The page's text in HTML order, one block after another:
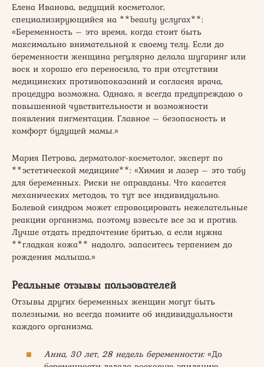
Елена Иванова, ведущий косметолог,
специализирующийся на **beauty услугах**:
«Беременность – это время, когда стоит быть
максимально внимательной к своему телу. Если до
беременности женщина регулярно делала шугаринг или
воск и хорошо его переносила, то при отсутствии
медицинских противопоказаний и согласия врача,
процедура возможна. Однако, я всегда предупреждаю о
повышенной чувствительности и возможности
появления пигментации. Главное – безопасность и
комфорт будущей мамы.»
Мария Петрова, дерматолог-косметолог, эксперт по
**эстетической медицине**: «Химия и лазер – это табу
для беременных. Риски не оправданы. Что касается
механических методов, то тут все индивидуально.
Болевой синдром может спровоцировать нежелательные
реакции организма, поэтому взвесьте все за и против.
Лучше отдать предпочтение бритью, а если нужна
**гладкая кожа** надолго, запаситесь терпением до
рождения малыша.»
Реальные отзывы пользователей
Отзывы других беременных женщин могут быть
полезными, но всегда помните об индивидуальности
каждого организма.
Анна, 30 лет, 28 недель беременности:«До